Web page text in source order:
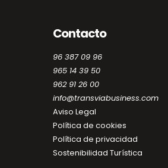
Contacto
96 387 09 96
965 14 39 50
962 91 26 00
info@transviabusiness.com
Aviso Legal
Política de cookies
Política de privacidad
Sostenibilidad Turística